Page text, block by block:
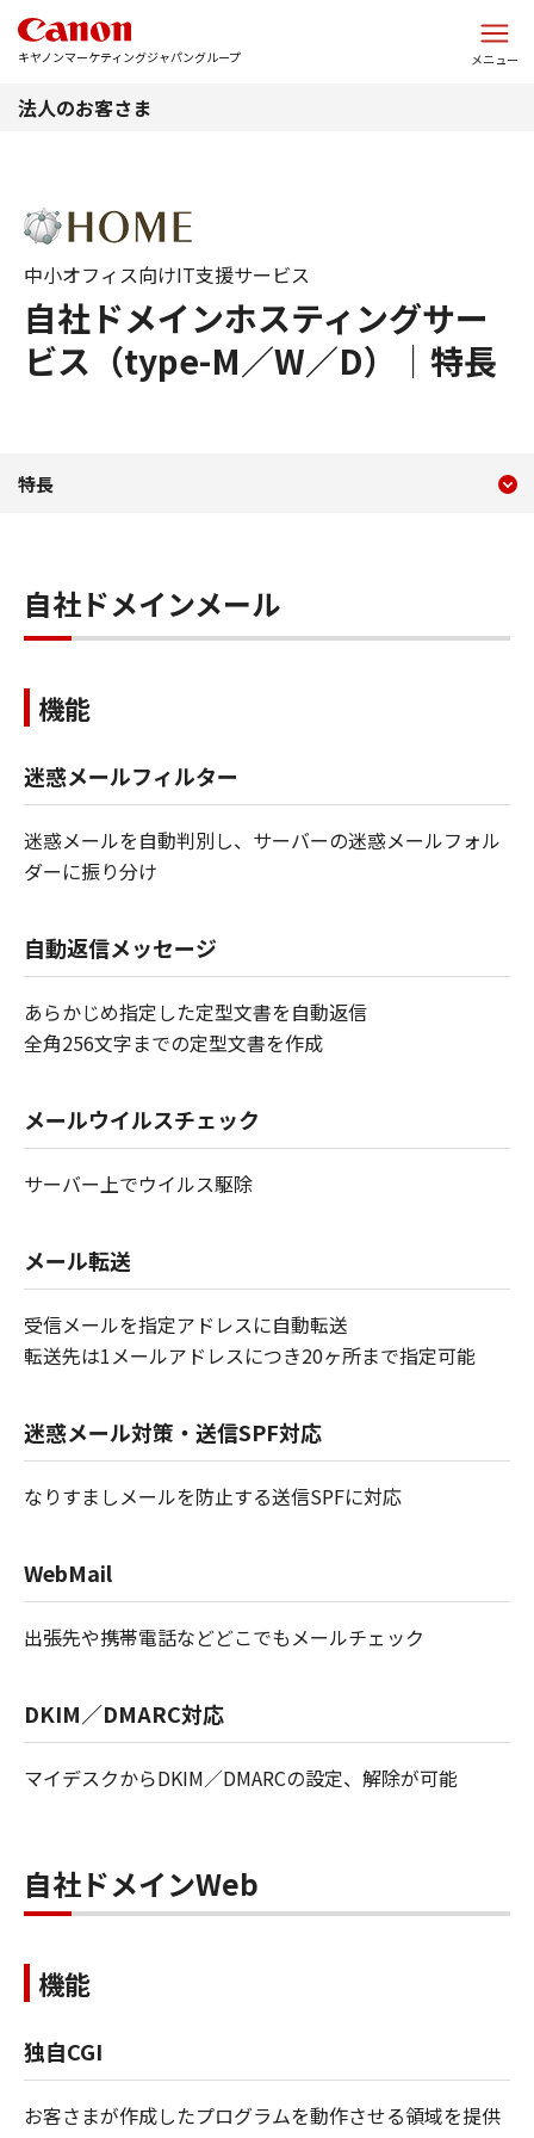
キヤノンマーケティングジャパングループ メニュー
法人のお客さま
自社ドメインホスティングサー
ビス（type-M／W／D）｜特長
中小オフィス向けIT支援サービス
自社ドメインホスティン
特長
自社ドメインメール
機能
迷惑メールフィルター
迷惑メールを自動判別し、サーバーの迷惑メールフォル
ダーに振り分け
自動返信メッセージ
あらかじめ指定した定型文書を自動返信
全角256文字までの定型文書を作成
メールウイルスチェック
サーバー上でウイルス駆除
メール転送
受信メールを指定アドレスに自動転送
転送先は1メールアドレスにつき20ヶ所まで指定可能
迷惑メール対策・送信SPF対応
なりすましメールを防止する送信SPFに対応
WebMail
出張先や携帯電話などどこでもメールチェック
DKIM／DMARC対応
マイデスクからDKIM／DMARCの設定、解除が可能
自社ドメインWeb
機能
独自CGI
お客さまが作成したプログラムを動作させる領域を提供